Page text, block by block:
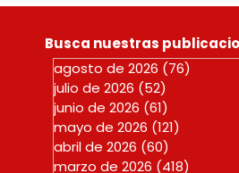
Busca nuestras
agosto de 2026 (76)
julio de 2026 (52)
junio de 2026 (61)
mayo de 2026 (121)
abril de 2026 (60)
marzo de 2026 (418)